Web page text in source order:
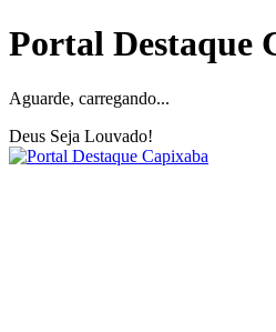
Portal Destaque
Aguarde, carregando...
Deus Seja Louvado!